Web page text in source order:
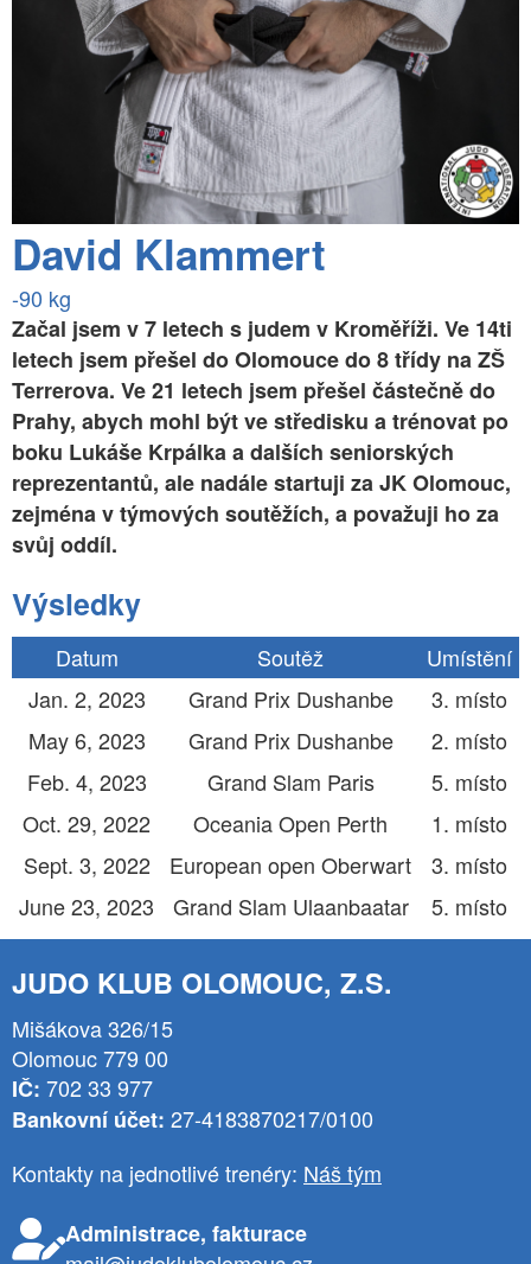
David Klammert
-90 kg
Začal jsem v 7 letech s judem v Kroměříži. Ve 14ti
letech jsem přešel do Olomouce do 8 třídy na ZŠ
Terrerova. Ve 21 letech jsem přešel částečně do
Prahy, abych mohl být ve středisku a trénovat po
boku Lukáše Krpálka a dalších seniorských
reprezentantů, ale nadále startuji za JK Olomouc,
zejména v týmových soutěžích, a považuji ho za
svůj oddíl.
Výsledky
Datum Soutěž
Umístění
Jan. 2, 2023
Grand Prix Dushanbe
3. místo
May 6, 2023
Grand Prix Dushanbe
2. místo
Feb. 4, 2023
Grand Slam Paris
5. místo
Oct. 29, 2022
Oceania Open Perth
1. místo
Sept. 3, 2022
European open Oberwart
3. místo
June 23, 2023
Grand Slam Ulaanbaatar 5. místo
JUDO KLUB OLOMOUC, Z.S.
Mišákova 326/15
Olomouc 779 00
IČ: 702 33 977
Bankovní účet: 27-4183870217/0100
Kontakty na jednotlivé trenéry: Náš tým
Administrace, fakturace